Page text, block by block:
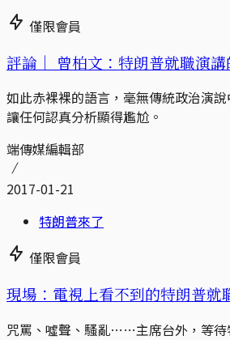
僅限會員
評論｜ 曾柏文：特朗普就職演
如此赤裸裸的語言，毫無傳統政治演
讓任何認真分析顯得尷尬。
端傳媒編輯部
2017-01-21
特朗普來了
僅限會員
現場：電視上看不到的特朗普就
咒罵、噓聲、騷亂……主席台外，等待